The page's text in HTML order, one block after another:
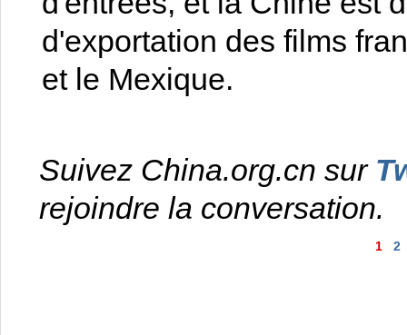
d'exportation des films
et le Mexique.
Suivez China.org.cn sur
rejoindre la conversation.
1 2